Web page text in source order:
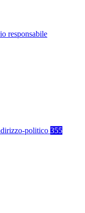
responsabile
politico 355